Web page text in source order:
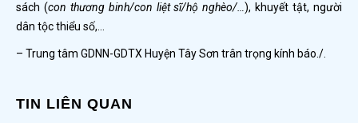
sách (con thương binh/con liệt sĩ/hộ nghèo/…), khuyết tật, người
dân tộc thiểu số,…
– Trung tâm GDNN-GDTX Huyện Tây Sơn trân trọng kính báo./.
TIN LIÊN QUAN